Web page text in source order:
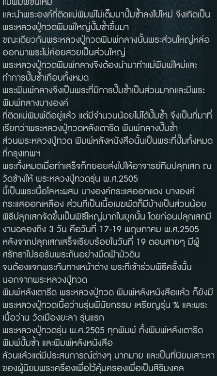
แม่พิมพ์ขึ้นใหม่
และนำพระองค์ที่ติดแม่พิมพ์ไม่เต็มมาปั๊มซ้ำลงไปใหม่ จึงเกิดเป็น
พระหลวงปู่ทวดพิมพ์ใหญ่ปั๊มซ้ำขึ้นมา
ขณะเดียวกันพระหลวงปู่ทวดพิมพ์กลางนั้นพระส่วนใหญ่หล่อ
ออกมาพระไม่ค่อยสวยเป็นส่วนใหญ่
พระหลวงปู่ทวดพิมพ์กลางจึงต้องนำมาทำแม่พิมพ์ใหม่และ
ทำการปั๊มซ้ำเกือบทั้งหมด
พระพิมพ์กลางจึงเป็นพระที่มีการปั๊มซ้ำเป็นส่วนมากและมีพระ
พิมพ์กลางบางองค์
ที่ติดแม่พิมพ์ดีอยู่แล้ว แต่มีจำนวนน้อยไม่ได้ปั๊มซ้ำ จึงเป็นที่มาที่
เรียกว่าพระหลวงปู่ทวดหลังเตารีด พิมพ์กลางปั๊มซ้ำ
ส่วนพระหลวงปู่ทวด พิมพ์หลังหนังสือนั้นเป็นพระที่ปั๊มทั้งหมด
ที่กรุงเทพฯ
พระทั้งหมดเมื่อทำเสร็จก็ทยอยส่งไปให้อาจารย์ทิมปลุกเสก ณ
วัดช้างให้ พระหลวงปู่ทวดรุ่น พ.ศ.2505
นี้เป็นพระเนื้อโลหะผสม บางองค์กระแสออกแดง บางองค์
กระแสออกเหลือง ส่วนที่เป็นเนื้อเมฆพัดก็มีบ้างเป็นส่วนน้อย
พิธีปลุกเสกจัดขึ้นเป็นพิธีใหญ่มากในยุคนั้น โดยก่อนปลุกเสกมี
งานฉลองถึง 3 วัน คือวันที่ 17-19 พฤษภาคม พ.ศ.2505
หลังจากปลุกเสกเสร็จเรียบร้อยในวันที่ 19 ตอนสายๆ มีผู้
ศรัทธาไปรอรับพระกันอย่างมืดฟ้ามัวดิน
จนต้องแจกพระกันทางหน้าต่าง พระที่เข้าร่วมพิธีครั้งนั้น
นอกจากพระหลวงปู่ทวด
พิมพ์หลังเตารีด พระหลวงปู่ทวด พิมพ์หลังหนังสือแล้ว ก็ยังมี
พระหลวงปู่ทวดเนื้อว่านรุ่นพินัยกรรม เหรียญรุ่น % และพระ
เนื้อว่าน วัดเมืองยะลา รุ่นแรก
พระหลวงปู่ทวดรุ่น พ.ศ.2505 ทุกพิมพ์ ทั้งพิมพ์หลังเตารีด
พิมพ์ปั๊มซ้ำ และพิมพ์หลังหนังสือ
ล้วนแล้วแต่มีประสบการณ์ต่างๆ มากมาย และเป็นที่นิยมเสาะหา
ของผู้นิยมพระเครื่องเพื่อไว้คุ้มครองเพื่อเป็นสิริมงคล